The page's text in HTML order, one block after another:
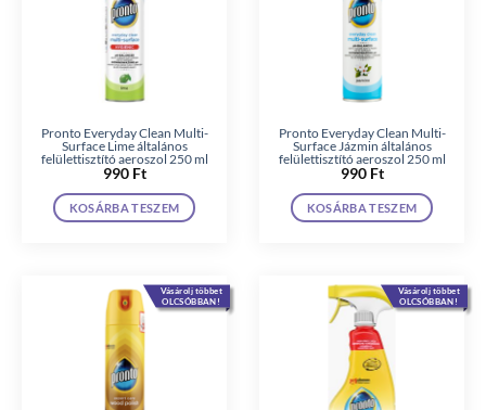
Pronto Everyday Clean Multi-
Surface Lime általános
felülettisztító aeroszol 250 ml
990 Ft
KOSÁRBA TESZEM
Pronto Everyday Clean Multi-
Surface Jázmin általános
felülettisztító aeroszol 250 ml
990 Ft
KOSÁRBA TESZEM
Vásárolj többet
OLCSÓBBAN!
Vásárolj többet
OLCSÓBBAN!